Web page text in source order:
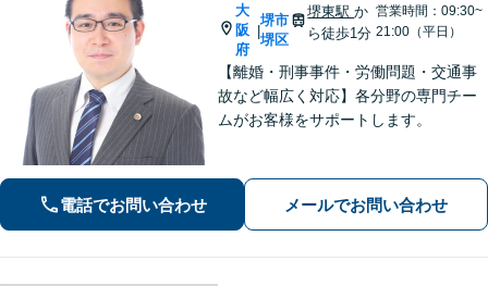
大
阪
府
|
堺市
堺区
堺東駅か
ら徒歩1分
営業時間：09:30~
21:00（平日）
【離婚・刑事事件・労働問題・交通事
故など幅広く対応】各分野の専門チー
ムがお客様をサポートします。
電話でお問い合わせ メールでお問い合わせ